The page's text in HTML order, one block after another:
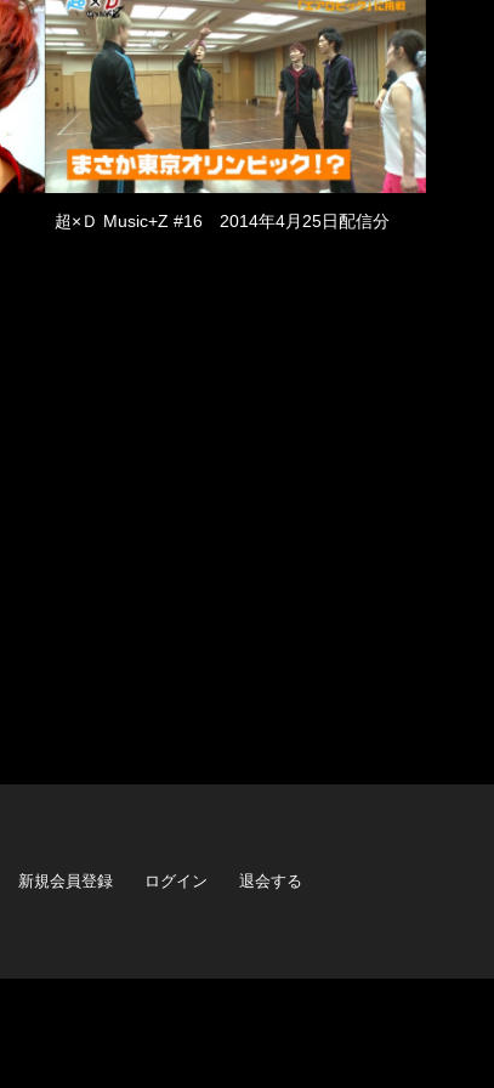
超×Ｄ Music+Z #16 2014年4月25日配信分
新規会員登録 ログイン 退会する